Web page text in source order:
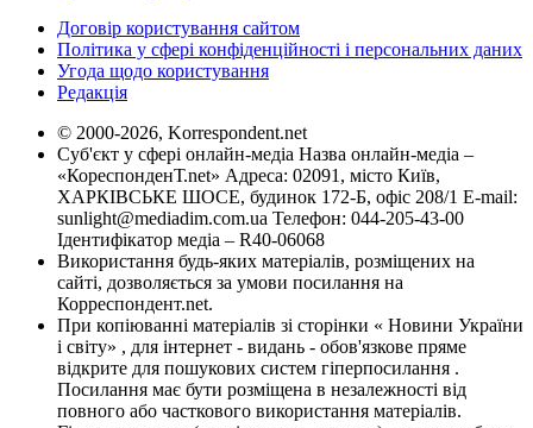
Договір користування сайтом
Політика у сфері конфіденційності і персональних даних
Угода щодо користування
Редакція
© 2000-2026, Korrespondent.net
Суб'єкт у сфері онлайн-медіа Назва онлайн-медіа –
«КореспонденТ.net» Адреса: 02091, місто Київ,
ХАРКІВСЬКЕ ШОСЕ, будинок 172-Б, офіс 208/1 E-mail:
sunlight@mediadim.com.ua Телефон: 044-205-43-00
Ідентифікатор медіа – R40-06068
Використання будь-яких матеріалів, розміщених на
сайті, дозволяється за умови посилання на
Корреспондент.net.
При копіюванні матеріалів зі сторінки « Новини України
і світу» , для інтернет - видань - обов'язкове пряме
відкрите для пошукових систем гіперпосилання .
Посилання має бути розміщена в незалежності від
повного або часткового використання матеріалів.